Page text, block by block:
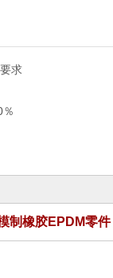
求
制橡胶EPDM零件